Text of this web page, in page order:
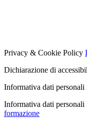
Privacy & Cookie Policy
Dichiarazione di
Informativa dati personali
Informativa dati personali
formazione